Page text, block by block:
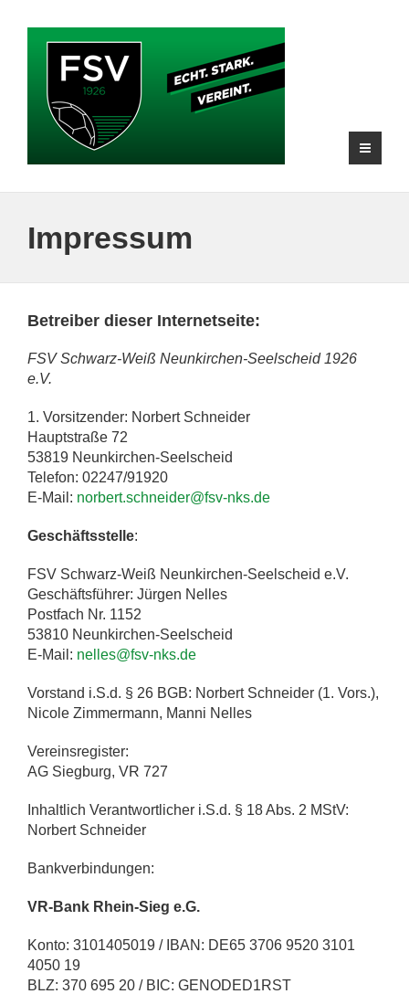
Impressum
Betreiber dieser Internetseite:
FSV Schwarz-Weiß Neunkirchen-Seelscheid 1926
e.V.
1. Vorsitzender: Norbert Schneider
Hauptstraße 72
53819 Neunkirchen-Seelscheid
Telefon: 02247/91920
E-Mail: norbert.schneider@fsv-nks.de
Geschäftsstelle:
FSV Schwarz-Weiß Neunkirchen-Seelscheid e.V.
Geschäftsführer: Jürgen Nelles
Postfach Nr. 1152
53810 Neunkirchen-Seelscheid
E-Mail: nelles@fsv-nks.de
Vorstand i.S.d. § 26 BGB: Norbert Schneider (1. Vors.),
Nicole Zimmermann, Manni Nelles
Vereinsregister:
AG Siegburg, VR 727
Inhaltlich Verantwortlicher i.S.d. § 18 Abs. 2 MStV:
Norbert Schneider
Bankverbindungen:
VR-Bank Rhein-Sieg e.G.
Konto: 3101405019 / IBAN: DE65 3706 9520 3101
4050 19
BLZ: 370 695 20 / BIC: GENODED1RST